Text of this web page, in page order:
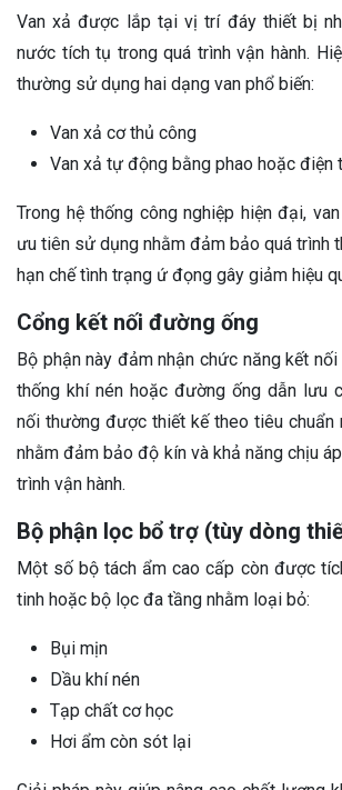
Van xả được lắp tại vị trí đáy thiết bị
nước tích tụ trong quá trình vận hành.
thường sử dụng hai dạng van phổ biến:
Van xả cơ thủ công
Van xả tự động bằng phao hoặc điện
Trong hệ thống công nghiệp hiện đại,
ưu tiên sử dụng nhằm đảm bảo quá trình
hạn chế tình trạng ứ đọng gây giảm hiệu
Cổng kết nối đường ống
Bộ phận này đảm nhận chức năng kết
thống khí nén hoặc đường ống dẫn lưu
nối thường được thiết kế theo tiêu chuẩn
nhằm đảm bảo độ kín và khả năng chịu
trình vận hành.
Bộ phận lọc bổ trợ (tùy dòng
Một số bộ tách ẩm cao cấp còn được
tinh hoặc bộ lọc đa tầng nhằm loại bỏ:
Bụi mịn
Dầu khí nén
Tạp chất cơ học
Hơi ẩm còn sót lại